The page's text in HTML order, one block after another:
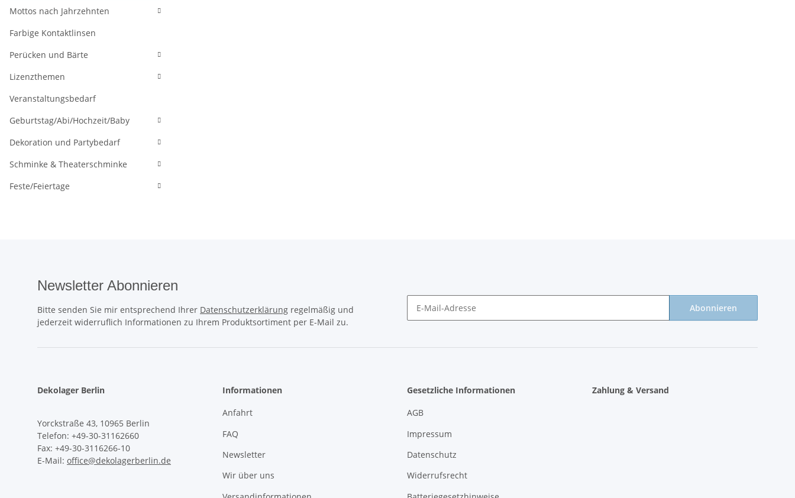
Mottos nach Jahrzehnten
Farbige Kontaktlinsen
Perücken und Bärte
Lizenzthemen
Veranstaltungsbedarf
Geburtstag/Abi/Hochzeit/Baby
Dekoration und Partybedarf
Schminke & Theaterschminke
Feste/Feiertage
Newsletter Abonnieren
Bitte senden Sie mir entsprechend Ihrer Datenschutzerklärung regelmäßig und
jederzeit widerruflich Informationen zu Ihrem Produktsortiment per E-Mail zu.
Abonnieren
Dekolager Berlin
Yorckstraße 43, 10965 Berlin
Telefon: +49-30-31162660
Fax: +49-30-3116266-10
E-Mail: office@dekolagerberlin.de
Informationen
Anfahrt
FAQ
Newsletter
Wir über uns
Gesetzliche Informationen
AGB
Impressum
Datenschutz
Widerrufsrecht
Zahlung & Versand